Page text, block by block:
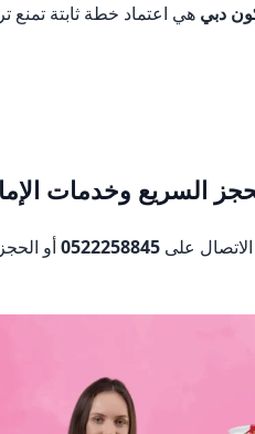
دبي هي اعتماد خطة ثابتة تمنع
السريع وخدمات
على 0522258845أو